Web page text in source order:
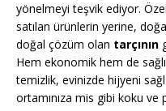
yönelmeyi teşvik ediyor.
satılan ürünlerin yerine,
doğal çözüm olan tarçının
Hem ekonomik hem de
temizlik, evinizde hijyeni
ortamınıza mis gibi koku ve